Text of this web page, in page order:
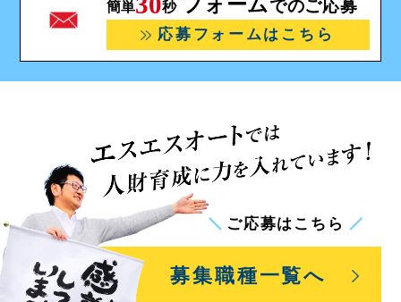
簡単 秒 でのご応募
応募フォームはこちら
ご応募はこちら
募集職種一覧へ